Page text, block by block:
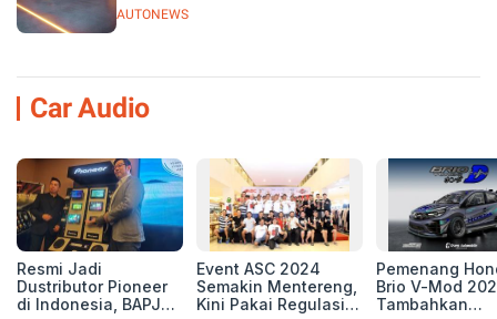
AUTONEWS
Car Audio
Resmi Jadi
Dustributor Pioneer
di Indonesia, BAPJ
Event ASC 2024
Semakin Mentereng,
Kini Pakai Regulasi
Pemenang
Brio V-Mod
Tambahkan